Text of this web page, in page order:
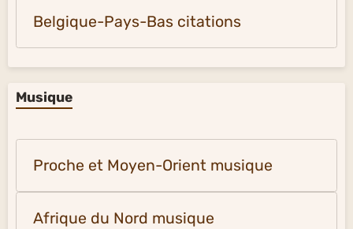
Belgique-Pays-Bas citations
Musique
Proche et Moyen-Orient musique
Afrique du Nord musique